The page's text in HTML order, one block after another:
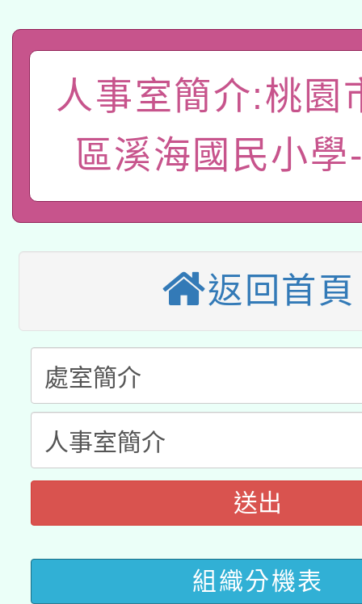
礎課程
A3數位素養講師名單
「數位內容與教學軟體
pilot」
有關大陸委員會函釋公
薪期間赴陸應申請許可
轉知經濟部水利署委託
業技術研究院辦理「
用水績優單位及節水達
115年8月22日(星期六
開 智慧啟航」
2026年桃園地景藝術
本校115學年度第2次
招甄選結果公告(無人
招)
適應運動共學行動站研
本館辦理115年度閱讀
暨閱讀推動專業研習
科技賦能─人工智慧
礎課程
A3數位素養講師名單
「數位內容與教學軟
薪期間赴陸應申請許可
轉知經濟部水利署委託
人事室簡介:桃園
區溪海國民小學
返回首頁
送出
組織分機表